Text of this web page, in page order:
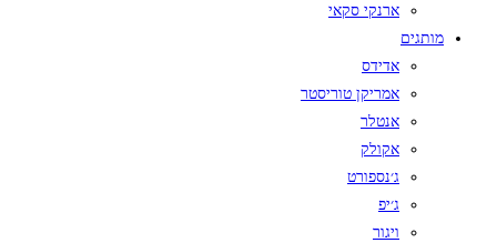
ארנקי סקאי
מותגים
אדידס
אמריקן טוריסטר
אנטלר
אקולק
ג׳נספורט
ג׳יפ
ויגור